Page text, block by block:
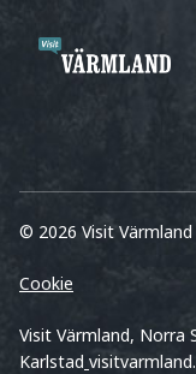
© 2026 Visit Värmland
Cookie
Visit Värmland, Norra
Karlstad